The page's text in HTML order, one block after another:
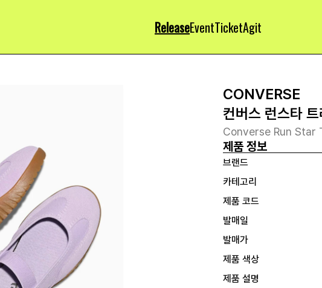
ReleaseEventTicketAgit
CONVERSE
컨버스 런스타
Converse Run
제품 정보
브랜드
카테고리
제품 코드
발매일
발매가
제품 색상
제품 설명